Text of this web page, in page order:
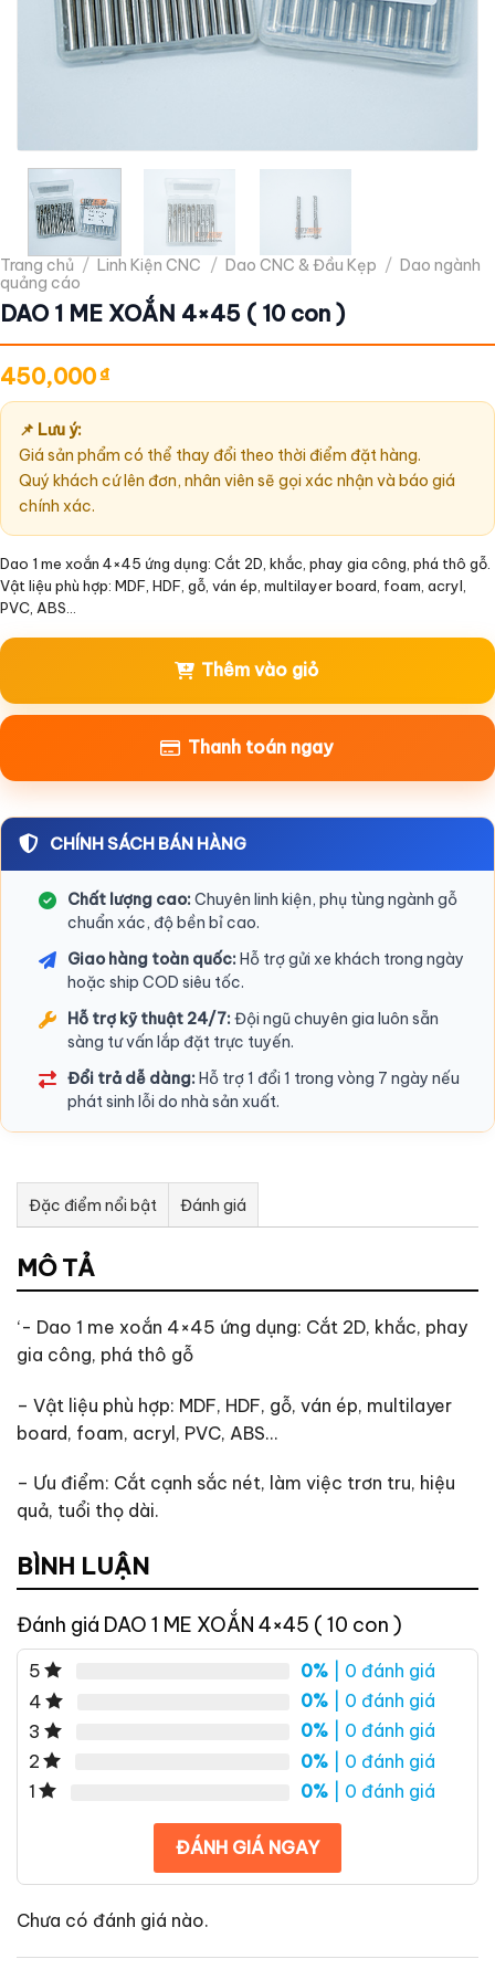
Trang chủ / Linh Kiện CNC / Dao CNC & Đầu Kẹp / Dao ngành
quảng cáo
DAO 1 ME XOẮN 4×45 ( 10 con )
450,000₫
📌 Lưu ý:
Giá sản phẩm có thể thay đổi theo thời điểm đặt hàng.
Quý khách cứ lên đơn, nhân viên sẽ gọi xác nhận và báo giá
chính xác.
Dao 1 me xoắn 4×45 ứng dụng: Cắt 2D, khắc, phay gia công, phá thô gỗ.
Vật liệu phù hợp: MDF, HDF, gỗ, ván ép, multilayer board, foam, acryl,
PVC, ABS…
Thêm vào giỏ
Thanh toán ngay
CHÍNH SÁCH BÁN HÀNG
Chất lượng cao:Chuyên linh kiện, phụ tùng ngành gỗ
chuẩn xác, độ bền bỉ cao.
Giao hàng toàn quốc:Hỗ trợ gửi xe khách trong ngày
hoặc ship COD siêu tốc.
Hỗ trợ kỹ thuật 24/7:Đội ngũ chuyên gia luôn sẵn
sàng tư vấn lắp đặt trực tuyến.
Đổi trả dễ dàng:Hỗ trợ 1 đổi 1 trong vòng 7 ngày nếu
phát sinh lỗi do nhà sản xuất.
Đặc điểm nổi bật Đánh giá
Tư vấn & bán hàng qua Facebook
MÔ TẢ
‘- Dao 1 me xoắn 4×45 ứng dụng: Cắt 2D, khắc, phay
gia công, phá thô gỗ
– Vật liệu phù hợp: MDF, HDF, gỗ, ván ép, multilayer
board, foam, acryl, PVC, ABS…
– Ưu điểm: Cắt cạnh sắc nét, làm việc trơn tru, hiệu
quả, tuổi thọ dài.
BÌNH LUẬN
Đánh giá DAO 1 ME XOẮN 4×45 ( 10 con )
5 0% | 0 đánh giá
4
0% | 0 đánh giá
3
0% | 0 đánh giá
2
0% | 0 đánh giá
1
0% | 0 đánh giá
ĐÁNH GIÁ NGAY
Chưa có đánh giá nào.